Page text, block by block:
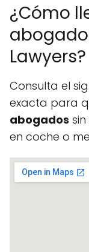
¿Cómo
Lawyers?
Consulta el
exacta para
abogados
en coche o